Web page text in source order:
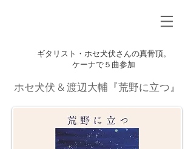
ギタリスト・ホセ犬伏さんの真骨頂。
ケーナで５曲参加
ホセ犬伏 & 渡辺大輔『荒野に立つ』